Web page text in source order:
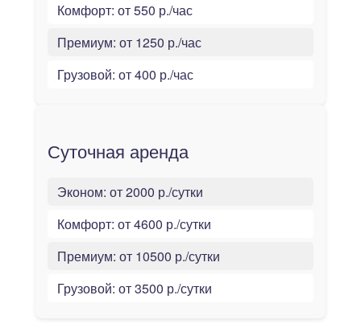
Комфорт: от 550 р./час
Премиум: от 1250 р./час
Грузовой: от 400 р./час
Суточная аренда
Эконом: от 2000 р./сутки
Комфорт: от 4600 р./сутки
Премиум: от 10500 р./сутки
Грузовой: от 3500 р./сутки